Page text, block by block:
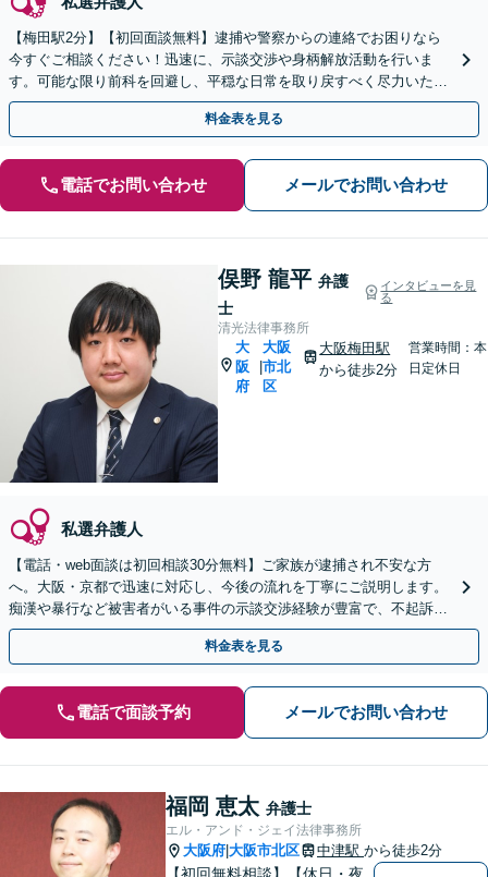
【梅田駅2分】【初回面談無料】逮捕や警察からの連絡でお困りなら
今すぐご相談ください！迅速に、示談交渉や身柄解放活動を行いま
す。可能な限り前科を回避し、平穏な日常を取り戻すべく尽力いたし
ます【休日・夜間相談可】
料金表を見る
電話でお問い合わせ メールでお問い合わせ
俣野 龍平 弁護
士
インタビューを見
る
清光法律事務所
大
阪
府
大阪
市北
区
大阪梅田駅
から徒歩2分
営業時間：本
日定休日
私選弁護人
【電話・web面談は初回相談30分無料】ご家族が逮捕され不安な方
へ。大阪・京都で迅速に対応し、今後の流れを丁寧にご説明します。
痴漢や暴行など被害者がいる事件の示談交渉経験が豊富で、不起訴処
分の獲得に尽力。一刻も早くご相談を。
料金表を見る
電話で面談予約 メールでお問い合わせ
福岡 恵太 弁護士
エル・アンド・ジェイ法律事務所
大阪府 大阪市北区 中津駅 から徒歩2分
【初回無料相談】【休日・夜